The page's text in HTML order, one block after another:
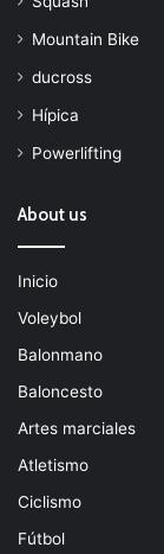
Mountain Bike
ducross
Hípica
Powerlifting
About us
Inicio
Voleybol
Balonmano
Baloncesto
Artes marciales
Atletismo
Ciclismo
Fútbol